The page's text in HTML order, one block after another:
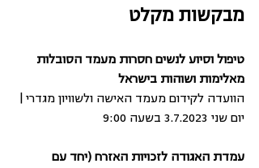
מבקשות מקלט
טיפול וסיוע לנשים חסרות מעמד הסובלות
מאלימות ושוהות בישראל
הוועדה לקידום מעמד האישה ולשוויון מגדרי |
יום שני 3.7.2023 בשעה 9:00
עמדת האגודה לזכויות האזרח (יחד עם